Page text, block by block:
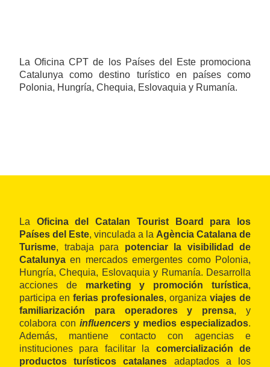
La Oficina CPT de los Países del Este promociona
Catalunya como destino turístico en países como
Polonia, Hungría, Chequia, Eslovaquia y Rumanía.
La Oficina del Catalan Tourist Board para los
Países del Este, vinculada a la Agència Catalana de
Turisme, trabaja para potenciar la visibilidad de
Catalunya en mercados emergentes como Polonia,
Hungría, Chequia, Eslovaquia y Rumanía. Desarrolla
acciones de marketing y promoción turística,
participa en ferias profesionales, organiza viajes de
familiarización para operadores y prensa, y
colabora con influencersy medios especializados.
Además, mantiene contacto con agencias e
instituciones para facilitar la comercialización de
productos turísticos catalanes adaptados a los